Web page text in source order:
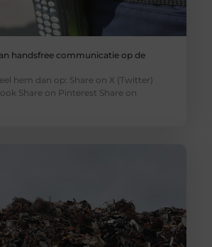
handsfree communicatie op de
hem dan op: Share on X (Twitter)
Share on Pinterest Share on